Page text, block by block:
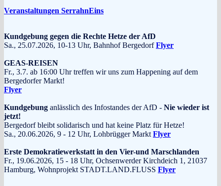
Veranstaltungen SerrahnEins
Kundgebung gegen die Rechte Hetze der AfD
Sa., 25.07.2026, 10-13 Uhr, Bahnhof BergedorfFlyer
GEAS-REISEN
Fr., 3.7. ab 16:00 Uhr treffen wir uns zum Happening auf dem
Bergedorfer Markt!
Flyer
Kundgebung anlässlich des Infostandes der AfD - Nie wieder ist
jetzt!
Bergedorf bleibt solidarisch und hat keine Platz für Hetze!
Sa., 20.06.2026, 9 - 12 Uhr, Lohbrügger Markt Flyer
Erste Demokratiewerkstatt in den Vier-und Marschlanden
Fr., 19.06.2026, 15 - 18 Uhr, Ochsenwerder Kirchdeich 1, 21037
Hamburg, Wohnprojekt STADT.LAND.FLUSS Flyer